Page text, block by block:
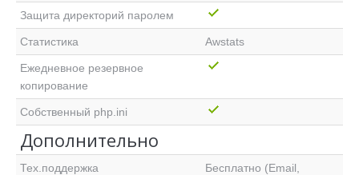
Защита директорий паролем
Статистика Awstats
Ежедневное резервное
копирование
Собственный php.ini
Дополнительно
Тех.поддержка
Бесплатно (Email,